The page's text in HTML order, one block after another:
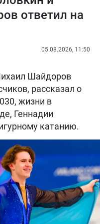
ответил на
05.08.2026, 11:50
Шайдоров
рассказал о
жизни в
Геннадии
катанию.